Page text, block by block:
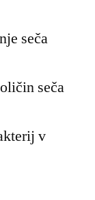
seča
seča
v